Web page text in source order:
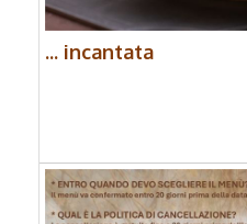
... incantata